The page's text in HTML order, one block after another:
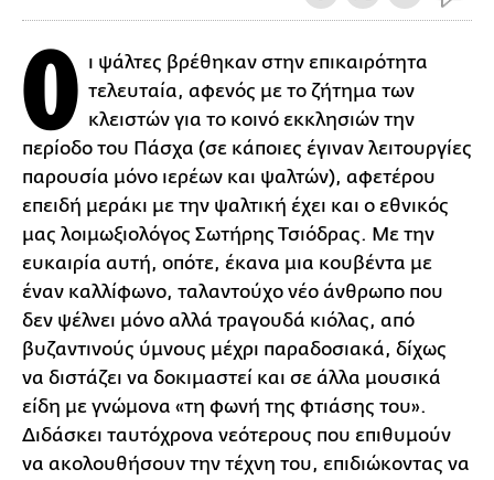
Ο ι ψάλτες βρέθηκαν στην επικαιρότητα
τελευταία, αφενός με το ζήτημα των
κλειστών για το κοινό εκκλησιών την
περίοδο του Πάσχα (σε κάποιες έγιναν λειτουργίες
παρουσία μόνο ιερέων και ψαλτών), αφετέρου
επειδή μεράκι με την ψαλτική έχει και ο εθνικός
μας λοιμωξιολόγος Σωτήρης Τσιόδρας. Με την
ευκαιρία αυτή, οπότε, έκανα μια κουβέντα με
έναν καλλίφωνο, ταλαντούχο νέο άνθρωπο που
δεν ψέλνει μόνο αλλά τραγουδά κιόλας, από
βυζαντινούς ύμνους μέχρι παραδοσιακά, δίχως
να διστάζει να δοκιμαστεί και σε άλλα μουσικά
είδη με γνώμονα «τη φωνή της φτιάσης του».
Διδάσκει ταυτόχρονα νεότερους που επιθυμούν
να ακολουθήσουν την τέχνη του, επιδιώκοντας να